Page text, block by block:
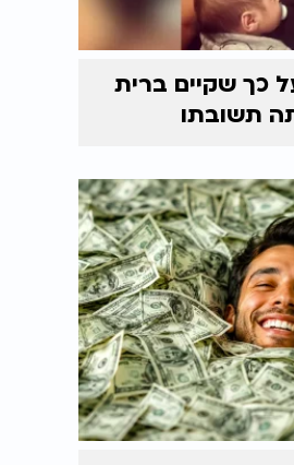
כך שקיים ברית
תשובתו